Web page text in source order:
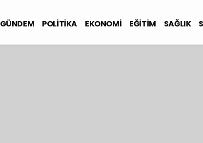
GÜNDEM POLİTİKA EKONOMİ EĞİTİM SAĞLIK